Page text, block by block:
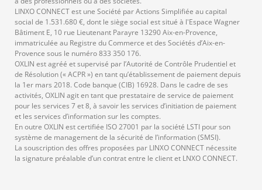
LINXO CONNECT est une Société par Actions Simplifiée au capital
social de 1.531.680 €, dont le siège social est situé à l'Espace Wagner
Bâtiment E, 10 rue Lieutenant Parayre 13290 Aix-en-Provence,
immatriculée au Registre du Commerce et des Sociétés d’Aix-en-
Provence sous le numéro 833 350 176.
OXLIN est agréé et supervisé par l’Autorité de Contrôle Prudentiel et
de Résolution (« ACPR ») en tant qu’établissement de paiement depuis
la 1er mars 2018. Code banque (CIB) 16928. Dans le cadre de ses
activités, OXLIN agit en tant que prestataire de service de paiement
pour les services 7 et 8, à savoir les services d’initiation de paiement
et les services d’information sur les comptes.
En outre OXLIN est certifiée ISO 27001 par la société LSTI pour son
système de management de la sécurité de l’information (SMSI).
La souscription des offres proposées par LINXO CONNECT nécessite
la signature préalable d’un contrat entre le client et LNXO CONNECT.